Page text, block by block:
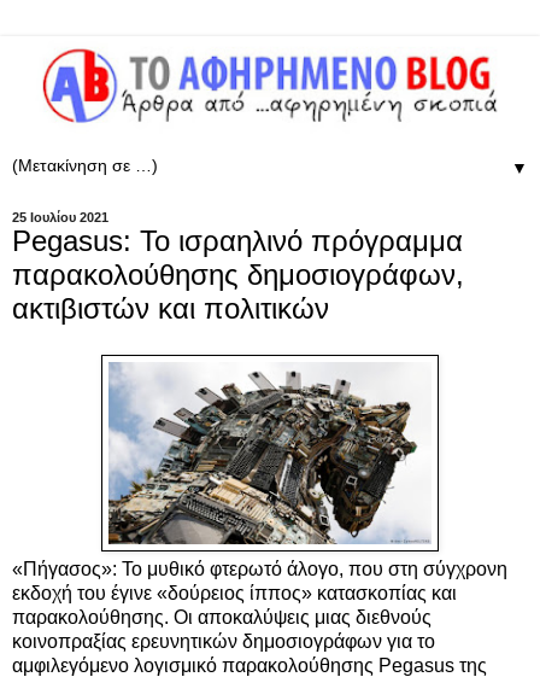
▼
25 Ιουλίου 2021
Pegasus: Το ισραηλινό πρόγραμμα
παρακολούθησης δημοσιογράφων,
ακτιβιστών και πολιτικών
«Πήγασος»: Το μυθικό φτερωτό άλογο, που στη σύγχρονη
εκδοχή του έγινε «δούρειος ίππος» κατασκοπίας και
παρακολούθησης. Οι αποκαλύψεις μιας διεθνούς
κοινοπραξίας ερευνητικών δημοσιογράφων για το
αμφιλεγόμενο λογισμικό παρακολούθησης Pegasus της